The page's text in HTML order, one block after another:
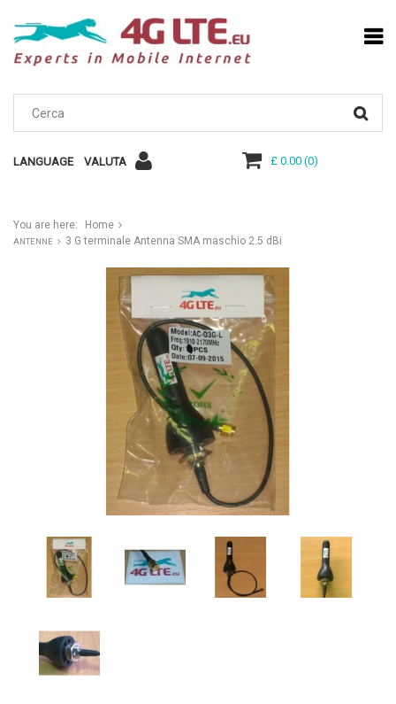
LANGUAGE VALUTA £ 0.00(0)
You are here: Home
ANTENNE 3 G terminale Antenna SMA maschio 2.5 dBi